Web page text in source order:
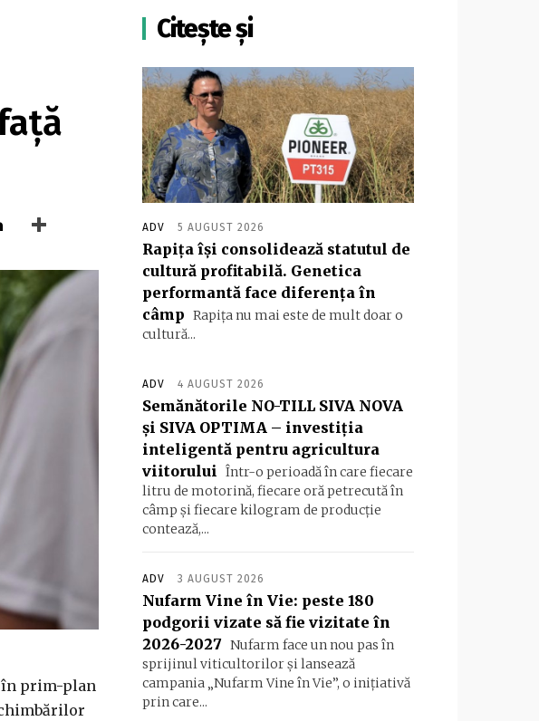
în prim-plan
Citește și
ADV 5 AUGUST 2026
Rapița își consolidează statutul de
cultură profitabilă. Genetica
performantă face diferența în
câmp Rapița nu mai este de mult doar o
cultură...
ADV 4 AUGUST 2026
Semănătorile NO-TILL SIVA NOVA
și SIVA OPTIMA – investiția
inteligentă pentru agricultura
viitorului Într-o perioadă în care fiecare
litru de motorină, fiecare oră petrecută în
câmp și fiecare kilogram de producție
contează,...
ADV 3 AUGUST 2026
Nufarm Vine în Vie: peste 180
podgorii vizate să fie vizitate în
2026-2027 Nufarm face un nou pas în
sprijinul viticultorilor și lansează
campania „Nufarm Vine în Vie”, o inițiativă
prin care...